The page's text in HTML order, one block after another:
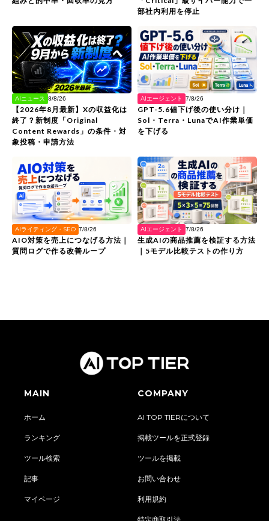
部社内利用を停止
AIニュース 8/8/26
【2026年8月最新】Xの収益化は
終了？新制度「Original
Content Rewards」の条件・対
象投稿・申請方法
AIエージェント 7/8/26
GPT-5.6値下げ後の使い分け｜
Sol・Terra・LunaでAI作業単価
を下げる
AIライティング・SEO 7/8/26
AIO対策を売上につなげる方法｜
質問ログで作る改善ループ
AIエージェント 7/8/26
生成AIの商品推薦を検証する方法
｜5モデル比較テストの作り方
MAIN
ホーム
ランキング
ツール検索
記事
マイページ
COMPANY
AI TOP TIERについて
掲載ツールを正式登録
ツールを掲載
お問い合わせ
利用規約